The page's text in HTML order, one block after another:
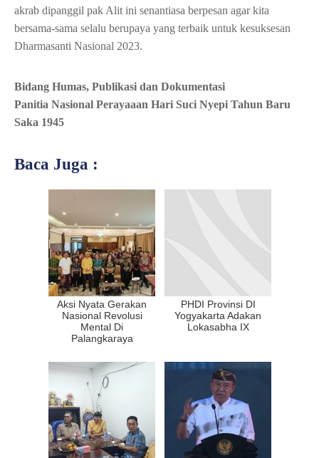
akrab dipanggil pak Alit ini senantiasa berpesan agar kita
bersama-sama selalu berupaya yang terbaik untuk kesuksesan
Dharmasanti Nasional 2023.
Bidang Humas, Publikasi dan Dokumentasi
Panitia Nasional Perayaaan Hari Suci Nyepi Tahun Baru
Saka 1945
Baca Juga :
Aksi Nyata Gerakan
Nasional Revolusi
Mental Di
Palangkaraya
PHDI Provinsi DI
Yogyakarta Adakan
Lokasabha IX